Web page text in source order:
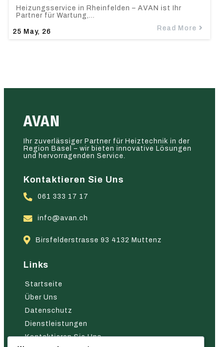
25 May, 26
Heizungsservice in Rheinfelden – AVAN ist Ihr
Partner für Wartung,…
Read More
AVAN
Ihr zuverlässiger Partner für Heiztechnik in der
Region Basel – wir bieten innovative Lösungen
und hervorragenden Service.
Kontaktieren Sie Uns
061 333 17 17
info@avan.ch
Birsfelderstrasse 93 4132 Muttenz
Links
Startseite
Über Uns
Datenschutz
Dienstleistungen
Kontaktieren Sie Uns